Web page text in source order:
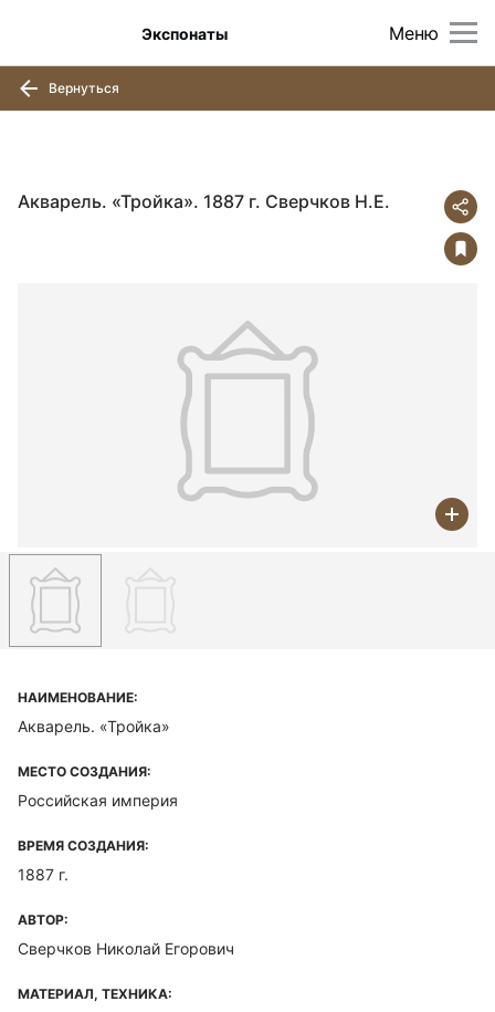
Меню
Экспонаты
Вернуться
Акварель. «Тройка». 1887 г. Сверчков Н.Е.
НАИМЕНОВАНИЕ:
Акварель. «Тройка»
МЕСТО СОЗДАНИЯ:
Российская империя
ВРЕМЯ СОЗДАНИЯ:
1887 г.
АВТОР:
Сверчков Николай Егорович
МАТЕРИАЛ, ТЕХНИКА: